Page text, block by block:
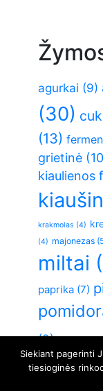
agurkai (9)
(30)
(13)
grietinė
kiaulienos
krakmolas (4)
(4) majonezas
miltai
paprika (7)
(9)
(26)
vištienos
Siekiant pagerinti
tiesioginės